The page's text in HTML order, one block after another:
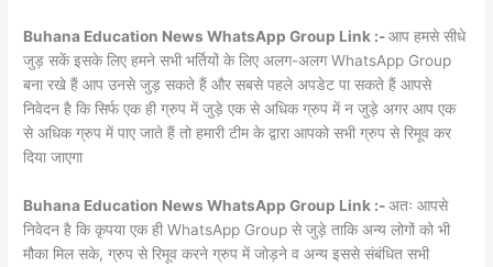
Buhana Education News WhatsApp Group Link :-आप हमसे सीधे
जुड़ सकें इसके लिए हमने सभी भर्तियों के लिए अलग-अलग WhatsApp Group
बना रखे हैं आप उनसे जुड़ सकते हैं और सबसे पहले अपडेट पा सकते हैं आपसे
निवेदन है कि सिर्फ एक ही ग्रुप में जुड़े एक से अधिक ग्रुप में न जुड़े अगर आप एक
से अधिक ग्रुप में पाए जाते हैं तो हमारी टीम के द्वारा आपको सभी ग्रुप से रिमूव कर
दिया जाएगा
Buhana Education News WhatsApp Group Link :-अतः आपसे
निवेदन है कि कृपया एक ही WhatsApp Group से जुड़े ताकि अन्य लोगों को भी
मौका मिल सके, ग्रुप से रिमूव करने ग्रुप में जोड़ने व अन्य इससे संबंधित सभी